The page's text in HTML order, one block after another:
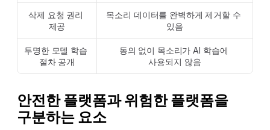
삭제 요청 권리
제공
목소리 데이터를 완벽하게 제거할 수
있음
투명한 모델 학습
절차 공개
동의 없이 목소리가 AI 학습에
사용되지 않음
안전한 플랫폼과 위험한 플랫폼을
구분하는 요소